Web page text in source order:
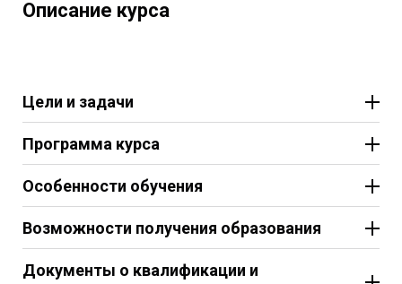
Описание курса
Цели и задачи
Программа курса
Особенности обучения
Возможности получения образования
Документы о квалификации и